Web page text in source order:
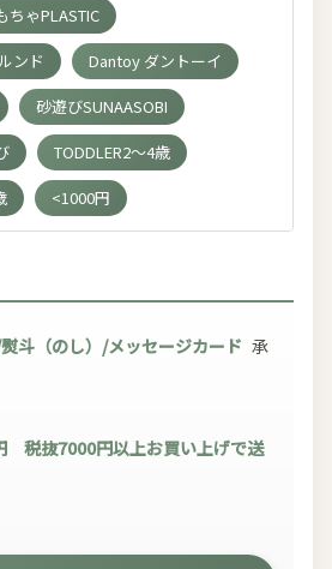
ちゃPLASTIC
ンド
Dantoy ダントーイ
砂遊びSUNAASOBI
TODDLER2～4歳
<1000円
斗（のし）/メッセージカード 承
税抜7000円以上お買い上げで送